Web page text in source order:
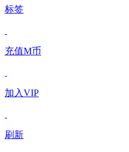
标签
充值M币
加入VIP
刷新